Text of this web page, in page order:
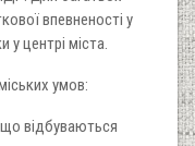
впевненості у
у центрі міста.
умов:
що відбуваються